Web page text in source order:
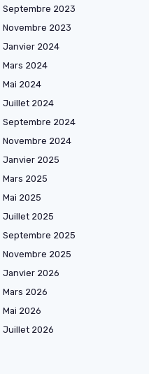
Septembre 2023
Novembre 2023
Janvier 2024
Mars 2024
Mai 2024
Juillet 2024
Septembre 2024
Novembre 2024
Janvier 2025
Mars 2025
Mai 2025
Juillet 2025
Septembre 2025
Novembre 2025
Janvier 2026
Mars 2026
Mai 2026
Juillet 2026